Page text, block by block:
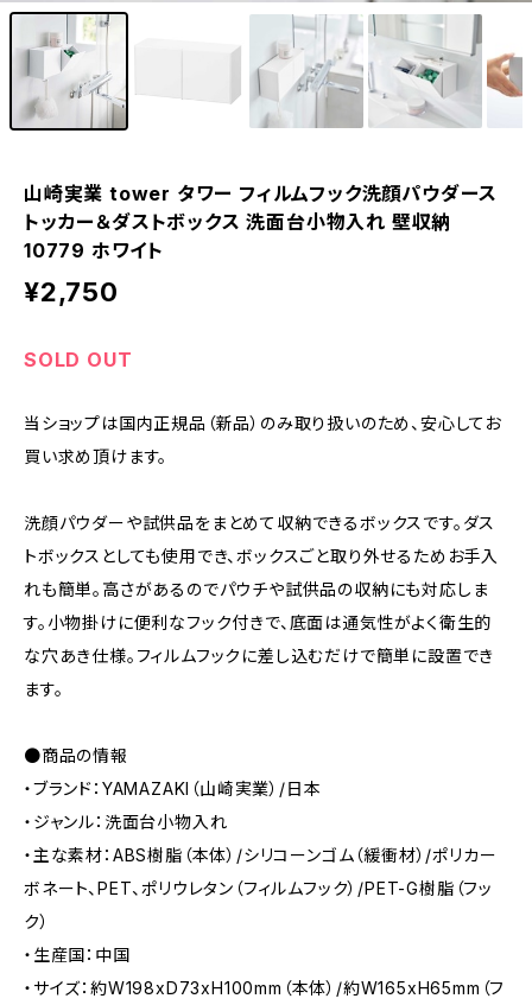
山崎実業 tower タワー フィルムフック洗顔パウダース
トッカー＆ダストボックス 洗面台小物入れ 壁収納
10779 ホワイト
¥2,750
SOLD OUT
当ショップは国内正規品（新品）のみ取り扱いのため、安心してお
買い求め頂けます。
洗顔パウダーや試供品をまとめて収納できるボックスです。ダス
トボックスとしても使用でき、ボックスごと取り外せるためお手入
れも簡単。高さがあるのでパウチや試供品の収納にも対応しま
す。小物掛けに便利なフック付きで、底面は通気性がよく衛生的
な穴あき仕様。フィルムフックに差し込むだけで簡単に設置でき
ます。
●商品の情報
・ブランド：YAMAZAKI（山崎実業）/日本
・ジャンル：洗面台小物入れ
・主な素材：ABS樹脂（本体）/シリコーンゴム（緩衝材）/ポリカー
ボネート、PET、ポリウレタン（フィルムフック）/PET-G樹脂（フッ
ク）
・生産国：中国
・サイズ：約W198xD73xH100mm（本体）/約W165xH65mm（フ